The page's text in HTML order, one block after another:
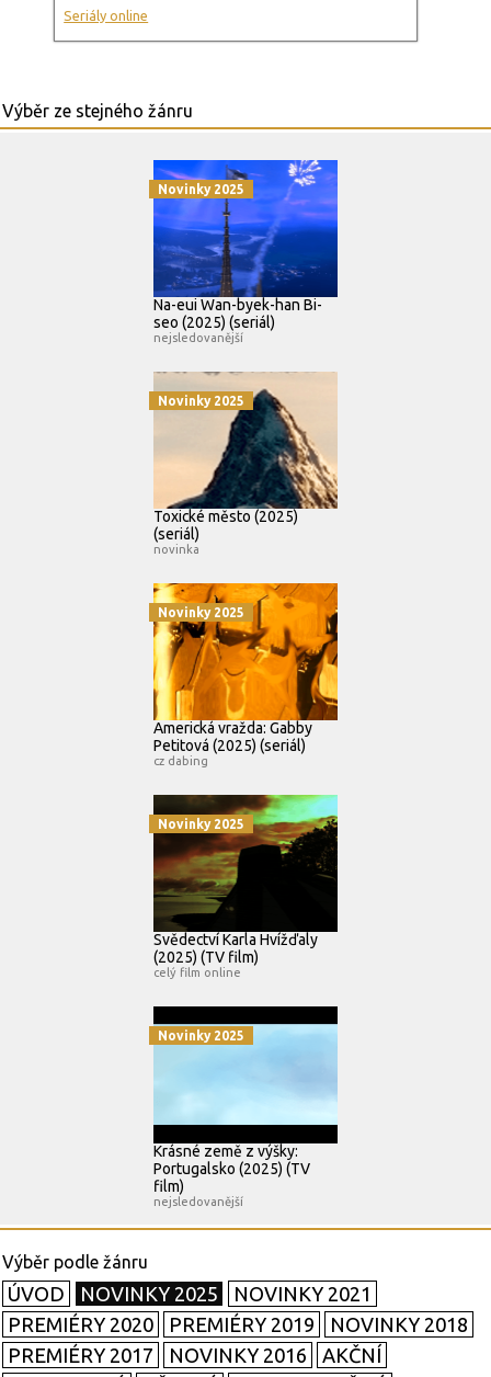
Seriály online
Novinky 2025
Na-eui Wan-byek-han Bi-
seo (2025) (seriál)
nejsledovanější
Novinky 2025
Toxické město (2025)
(seriál)
novinka
Novinky 2025
Americká vražda: Gabby
Petitová (2025) (seriál)
cz dabing
Novinky 2025
Svědectví Karla Hvížďaly
(2025) (TV film)
celý film online
Novinky 2025
Krásné země z výšky:
Portugalsko (2025) (TV
film)
nejsledovanější
ÚVOD NOVINKY 2025
NOVINKY 2021
PREMIÉRY 2020
PREMIÉRY 2019
NOVINKY 2018
PREMIÉRY 2017
NOVINKY 2016
AKČNÍ